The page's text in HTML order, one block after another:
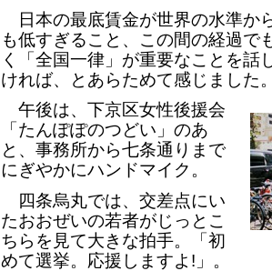
日本の最底賃金が世界の水準か
も低すぎること、この間の経過で
く「全国一律」が重要なことを話
ければ、とあらためて感じました
午後は、下京区女性後援会
「たんぽぽのつどい」のあ
と、事務所から七条通りまで
にぎやかにハンドマイク。
四条烏丸では、交差点にい
たおおぜいの若者がじっとこ
ちらを見て大きな拍手。「初
めて選挙。応援しますよ!」。